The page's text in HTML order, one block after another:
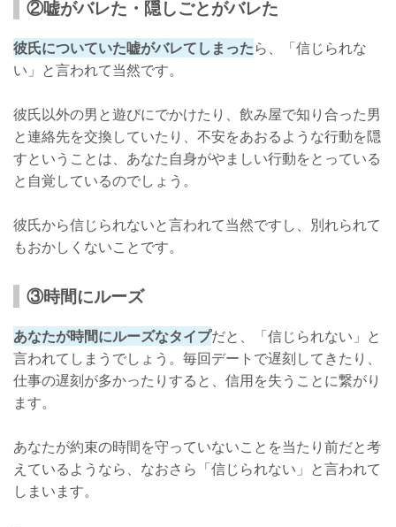
②嘘がバレた・隠しごとがバレた
彼氏についていた嘘がバレてしまったら、「信じられな
い」と言われて当然です。
彼氏以外の男と遊びにでかけたり、飲み屋で知り合った男
と連絡先を交換していたり、不安をあおるような行動を隠
すということは、あなた自身がやましい行動をとっている
と自覚しているのでしょう。
彼氏から信じられないと言われて当然ですし、別れられて
もおかしくないことです。
③時間にルーズ
あなたが時間にルーズなタイプだと、「信じられない」と
言われてしまうでしょう。毎回デートで遅刻してきたり、
仕事の遅刻が多かったりすると、信用を失うことに繋がり
ます。
あなたが約束の時間を守っていないことを当たり前だと考
えているようなら、なおさら「信じられない」と言われて
しまいます。